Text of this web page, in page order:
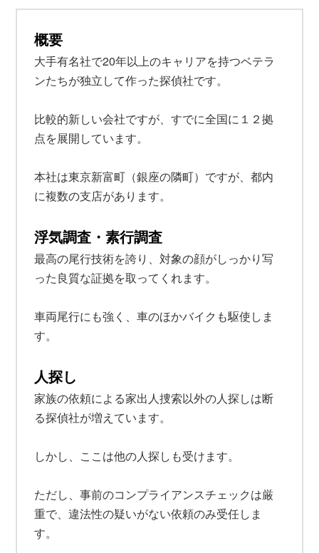
概要
大手有名社で20年以上のキャリアを持つベテラ
ンたちが独立して作った探偵社です。
比較的新しい会社ですが、すでに全国に１２拠
点を展開しています。
本社は東京新富町（銀座の隣町）ですが、都内
に複数の支店があります。
浮気調査・素行調査
最高の尾行技術を誇り、対象の顔がしっかり写
った良質な証拠を取ってくれます。
車両尾行にも強く、車のほかバイクも駆使しま
す。
人探し
家族の依頼による家出人捜索以外の人探しは断
る探偵社が増えています。
しかし、ここは他の人探しも受けます。
ただし、事前のコンプライアンスチェックは厳
重で、違法性の疑いがない依頼のみ受任しま
す。